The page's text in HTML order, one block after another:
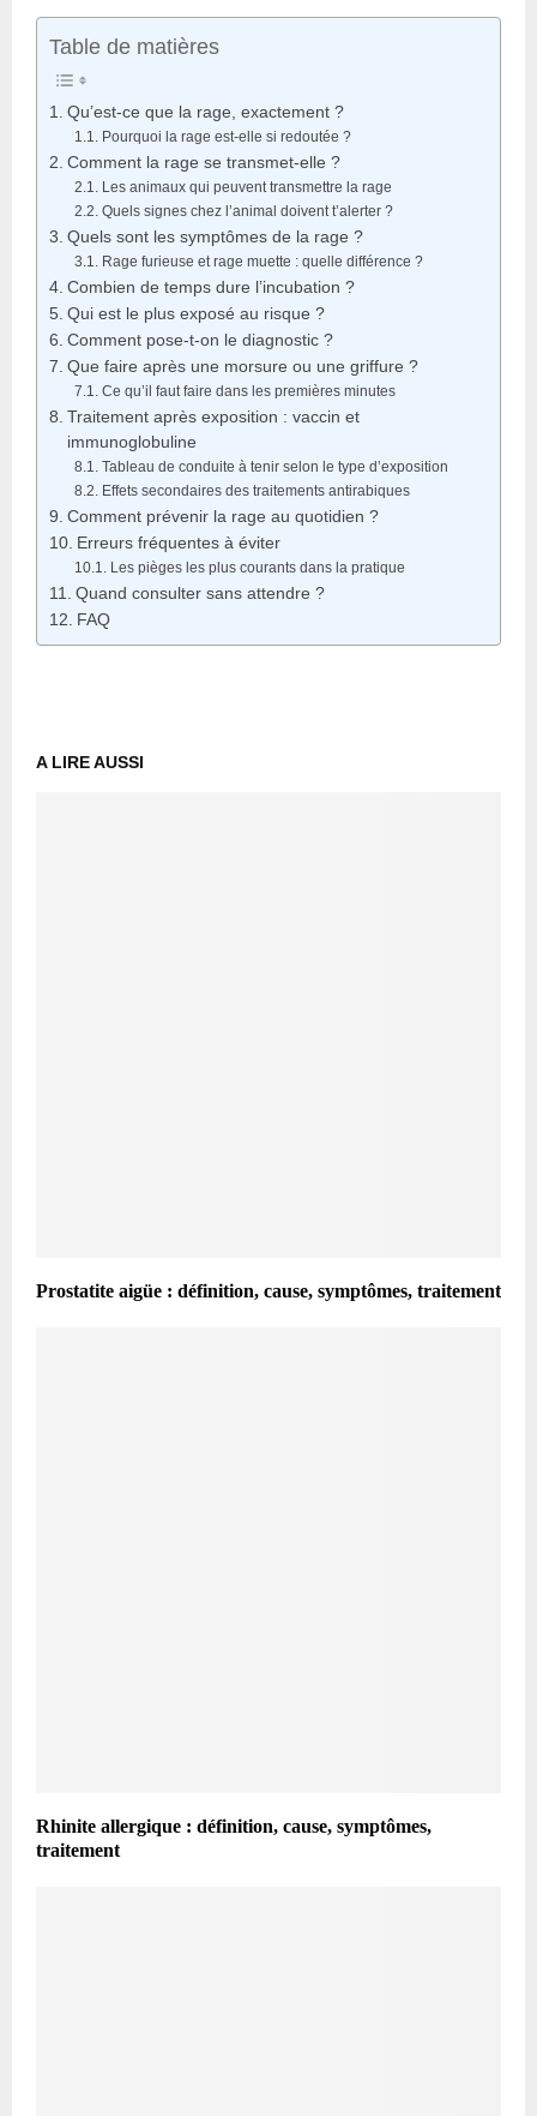
Table de matières
Qu’est-ce que la rage, exactement ?
Pourquoi la rage est-elle si redoutée ?
Comment la rage se transmet-elle ?
Les animaux qui peuvent transmettre la rage
Quels signes chez l’animal doivent t’alerter ?
Quels sont les symptômes de la rage ?
Rage furieuse et rage muette : quelle différence ?
Combien de temps dure l’incubation ?
Qui est le plus exposé au risque ?
Comment pose-t-on le diagnostic ?
Que faire après une morsure ou une griffure ?
Ce qu’il faut faire dans les premières minutes
Traitement après exposition : vaccin et
immunoglobuline
Tableau de conduite à tenir selon le type d’exposition
Effets secondaires des traitements antirabiques
Comment prévenir la rage au quotidien ?
Erreurs fréquentes à éviter
Les pièges les plus courants dans la pratique
Quand consulter sans attendre ?
FAQ
A LIRE AUSSI
Prostatite aigüe : définition, cause, symptômes, traitement
Rhinite allergique : définition, cause, symptômes,
traitement